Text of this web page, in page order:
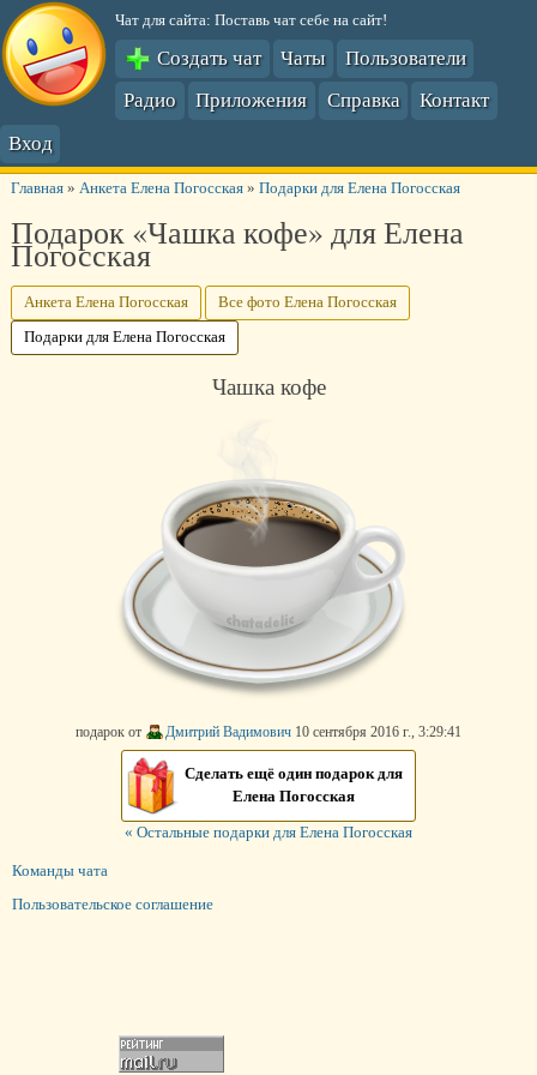
Чат для сайта: Поставь чат себе на сайт!
Создать чат Чаты
Пользователи
Радио
Приложения Справка
Контакт
Вход
Главная» Анкета Елена Погосская» Подарки для Елена Погосская
Подарок «Чашка кофе» для Елена
Погосская
Анкета Елена Погосская Все фото Елена Погосская
Подарки для Елена Погосская
Чашка кофе
подарок от Дмитрий Вадимович 10 сентября 2016 г., 3:29:41
Сделать ещё один подарок для
Елена Погосская
« Остальные подарки для Елена Погосская
Команды чата
Пользовательское соглашение